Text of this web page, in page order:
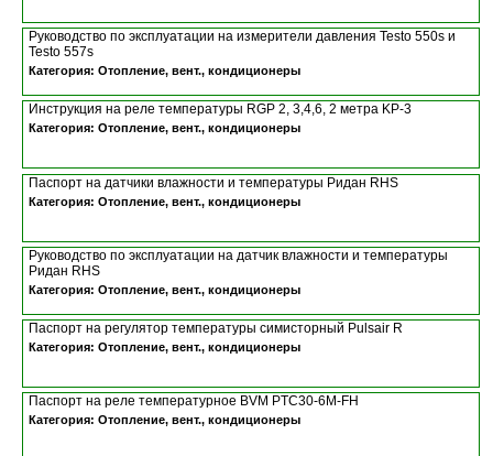
Руководство по эксплуатации на измерители давления Testo 550s и
Testo 557s
Категория: Отопление, вент., кондиционеры
Инструкция на реле температуры RGP 2, 3,4,6, 2 метра KP-3
Категория: Отопление, вент., кондиционеры
Паспорт на датчики влажности и температуры Ридан RHS
Категория: Отопление, вент., кондиционеры
Руководство по эксплуатации на датчик влажности и температуры
Ридан RHS
Категория: Отопление, вент., кондиционеры
Паспорт на регулятор температуры симисторный Pulsair R
Категория: Отопление, вент., кондиционеры
Паспорт на реле температурное BVM PTC30-6M-FH
Категория: Отопление, вент., кондиционеры